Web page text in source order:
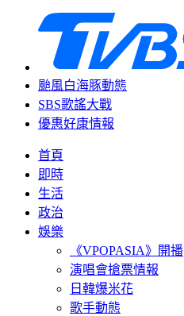
颱風白海豚動態
SBS歌謠大戰
優惠好康情報
首頁
即時
生活
政治
娛樂
《VPOPASIA》開播
演唱會搶票情報
日韓爆米花
歌手動態